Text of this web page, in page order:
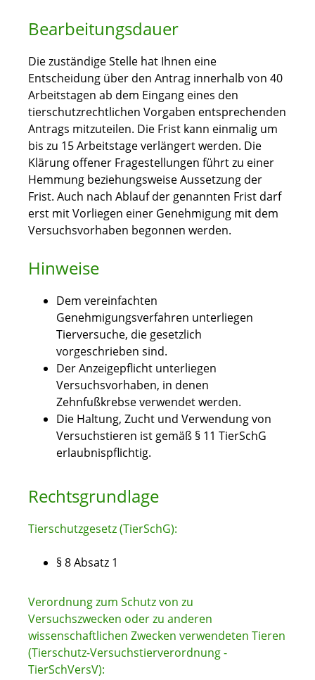
Bearbeitungsdauer
Die zuständige Stelle hat Ihnen eine
Entscheidung über den Antrag innerhalb von 40
Arbeitstagen ab dem Eingang eines den
tierschutzrechtlichen Vorgaben entsprechenden
Antrags mitzuteilen. Die Frist kann einmalig um
bis zu 15 Arbeitstage verlängert werden. Die
Klärung offener Fragestellungen führt zu einer
Hemmung beziehungsweise Aussetzung der
Frist. Auch nach Ablauf der genannten Frist darf
erst mit Vorliegen einer Genehmigung mit dem
Versuchsvorhaben begonnen werden.
Hinweise
Dem vereinfachten
Genehmigungsverfahren unterliegen
Tierversuche, die gesetzlich
vorgeschrieben sind.
Der Anzeigepflicht unterliegen
Versuchsvorhaben, in denen
Zehnfußkrebse verwendet werden.
Die Haltung, Zucht und Verwendung von
Versuchstieren ist gemäß § 11 TierSchG
erlaubnispflichtig.
Rechtsgrundlage
Tierschutzgesetz (TierSchG):
§ 8 Absatz 1
Verordnung zum Schutz von zu
Versuchszwecken oder zu anderen
wissenschaftlichen Zwecken verwendeten Tieren
(Tierschutz-Versuchstierverordnung -
TierSchVersV):